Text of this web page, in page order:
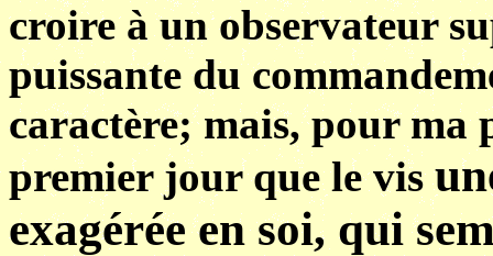
croire à un observateur
puissante du
caractère; mais, pour
premier jour que le vis
exagérée en soi, qui